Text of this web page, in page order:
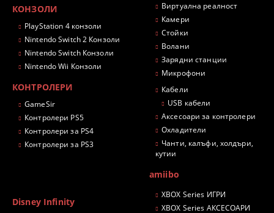
КОНЗОЛИ
PlayStation 4 конзоли
Nintendo Switch 2 Конзоли
Nintendo Switch Конзоли
Nintendo Wii Конзоли
КОНТРОЛЕРИ
GameSir
Контролери PS5
Контролери за PS4
Контролери за PS3
Виртуална реалност
Камери
Стойки
Волани
Зарядни станции
Микрофони
Кабели
USB кабели
Аксесоари за контролери
Охладители
Чанти, калъфи, холдъри,
кутии
amiibo
Disney Infinity
XBOX Series ИГРИ
XBOX Series АКСЕСОАРИ